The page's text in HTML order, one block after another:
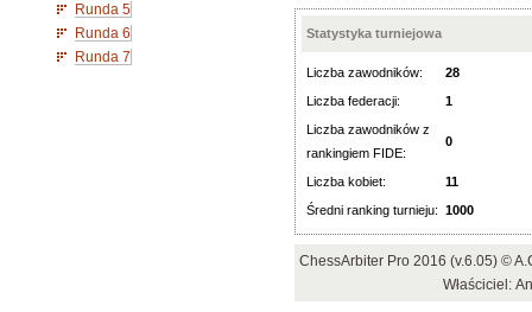
Runda 5
Runda 6
Runda 7
Statystyka turniejowa
Liczba zawodników:
28
Liczba federacji:
1
Liczba zawodników z
rankingiem FIDE:
0
Liczba kobiet:
11
Średni ranking turnieju: 1000
ChessArbiter Pro 2016 (v.6.05) ©
Właściciel: